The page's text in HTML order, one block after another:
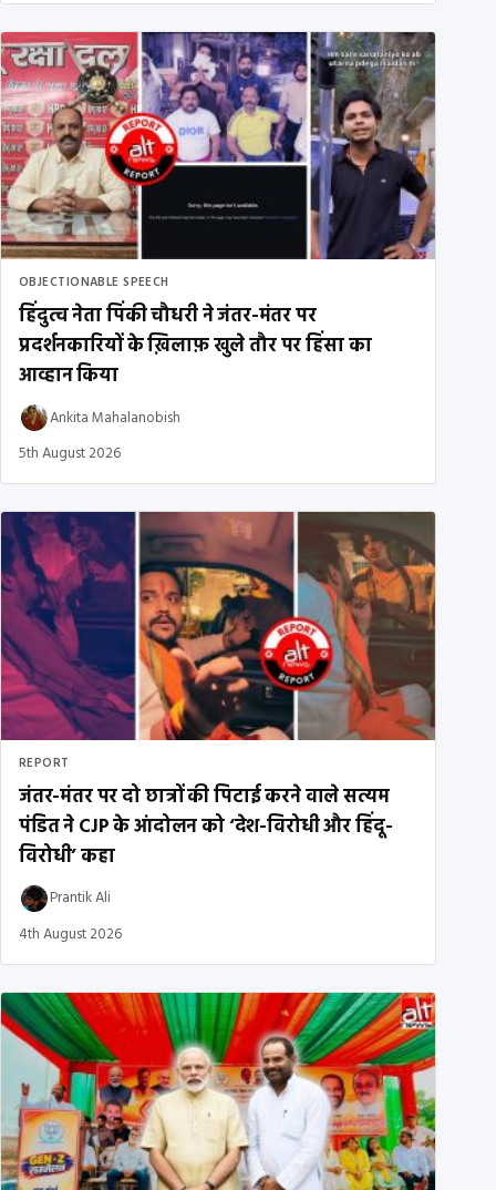
OBJECTIONABLE SPEECH
हिंदुत्व नेता पिंकी चौधरी ने जंतर-मंतर पर
प्रदर्शनकारियों के ख़िलाफ़ खुले तौर पर हिंसा का
आव्हान किया
Ankita Mahalanobish
5th August 2026
REPORT
जंतर-मंतर पर दो छात्रों की पिटाई करने वाले सत्यम
पंडित ने CJP के आंदोलन को ‘देश-विरोधी और हिंदू-
विरोधी’ कहा
Prantik Ali
4th August 2026